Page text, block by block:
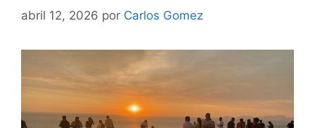
abril 12, 2026 por Carlos Gomez